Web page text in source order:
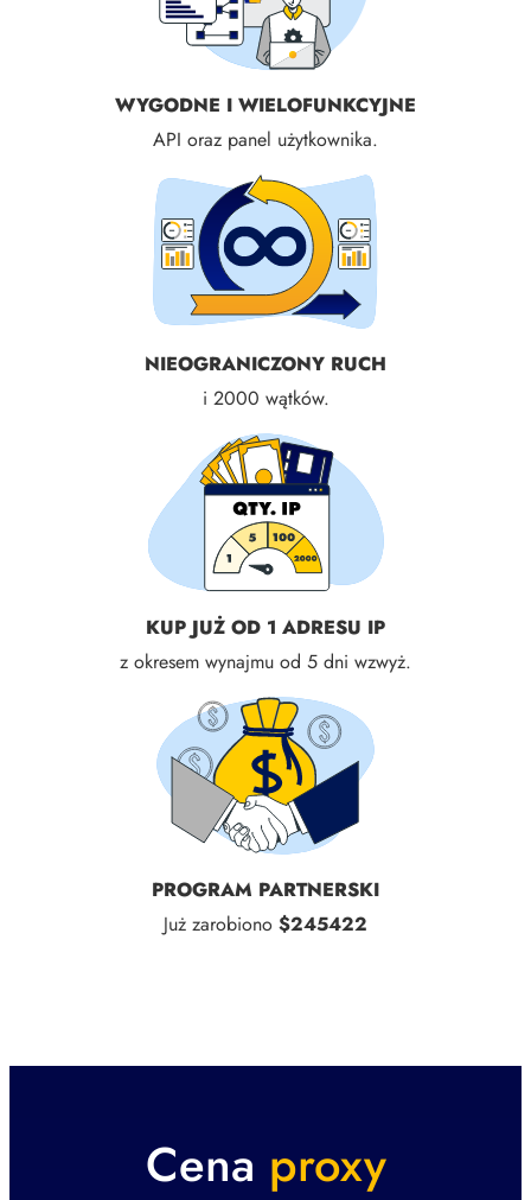
WYGODNE I WIELOFUNKCYJNE
API oraz panel użytkownika.
NIEOGRANICZONY RUCH
i 2000 wątków.
KUP JUŻ OD 1 ADRESU IP
z okresem wynajmu od 5 dni wzwyż.
PROGRAM PARTNERSKI
Już zarobiono $245422
Cena proxy